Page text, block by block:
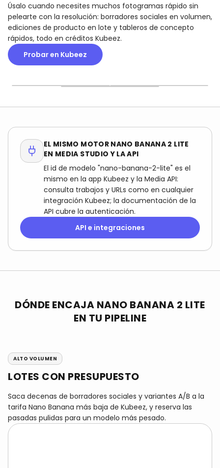
Úsalo cuando necesites muchos fotogramas rápido sin
pelearte con la resolución: borradores sociales en volumen,
ediciones de producto en lote y tableros de concepto
rápidos, todo en créditos Kubeez.
Probar en Kubeez
RÁPIDO Y BARATO
en lotes, no un hero cada
EDICIÓN DE IMAGEN
Añade hasta 10 imágenes
image-to-image, útil para
EL MISMO MOTOR NANO BANANA 2 LITE
EN MEDIA STUDIO Y LA API
El id de modelo "nano-banana-2-lite" es el
mismo en la app Kubeez y la Media API:
consulta trabajos y URLs como en cualquier
integración Kubeez; la documentación de la
API cubre la autenticación.
API e integraciones
DÓNDE ENCAJA NANO BANANA 2 LITE
EN TU PIPELINE
ALTO VOLUMEN
LOTES CON PRESUPUESTO
Saca decenas de borradores sociales y variantes A/B a la
tarifa Nano Banana más baja de Kubeez, y reserva las
pasadas pulidas para un modelo más pesado.